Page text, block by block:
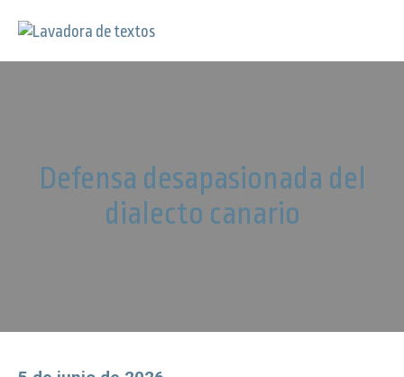
Defensa desapasionada del
dialecto canario